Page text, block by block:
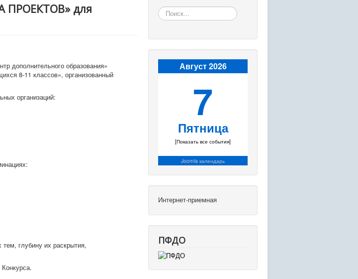
для
дополнительного образования»
8-11 классов», организованный
организаций:
глубину их раскрытия,
Искать...
Август 2026
7
Пятница
[Показать все события]
Joomla календарь
Интернет-приемная
ПФДО